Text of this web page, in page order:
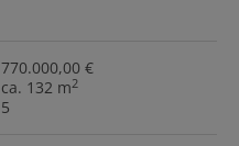
770.000,00 €
ca. 132 m2
5